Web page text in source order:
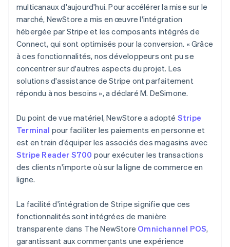
multicanaux d'aujourd'hui. Pour accélérer la mise sur le
marché, NewStore a mis en œuvre l'intégration
hébergée par Stripe et les composants intégrés de
Connect, qui sont optimisés pour la conversion. « Grâce
à ces fonctionnalités, nos développeurs ont pu se
concentrer sur d'autres aspects du projet. Les
solutions d'assistance de Stripe ont parfaitement
répondu à nos besoins », a déclaré M. DeSimone.
Du point de vue matériel, NewStore a adopté Stripe
Terminal pour faciliter les paiements en personne et
est en train d’équiper les associés des magasins avec
Stripe Reader S700 pour exécuter les transactions
des clients n'importe où sur la ligne de commerce en
ligne.
La facilité d'intégration de Stripe signifie que ces
fonctionnalités sont intégrées de manière
transparente dans The NewStore Omnichannel POS,
garantissant aux commerçants une expérience